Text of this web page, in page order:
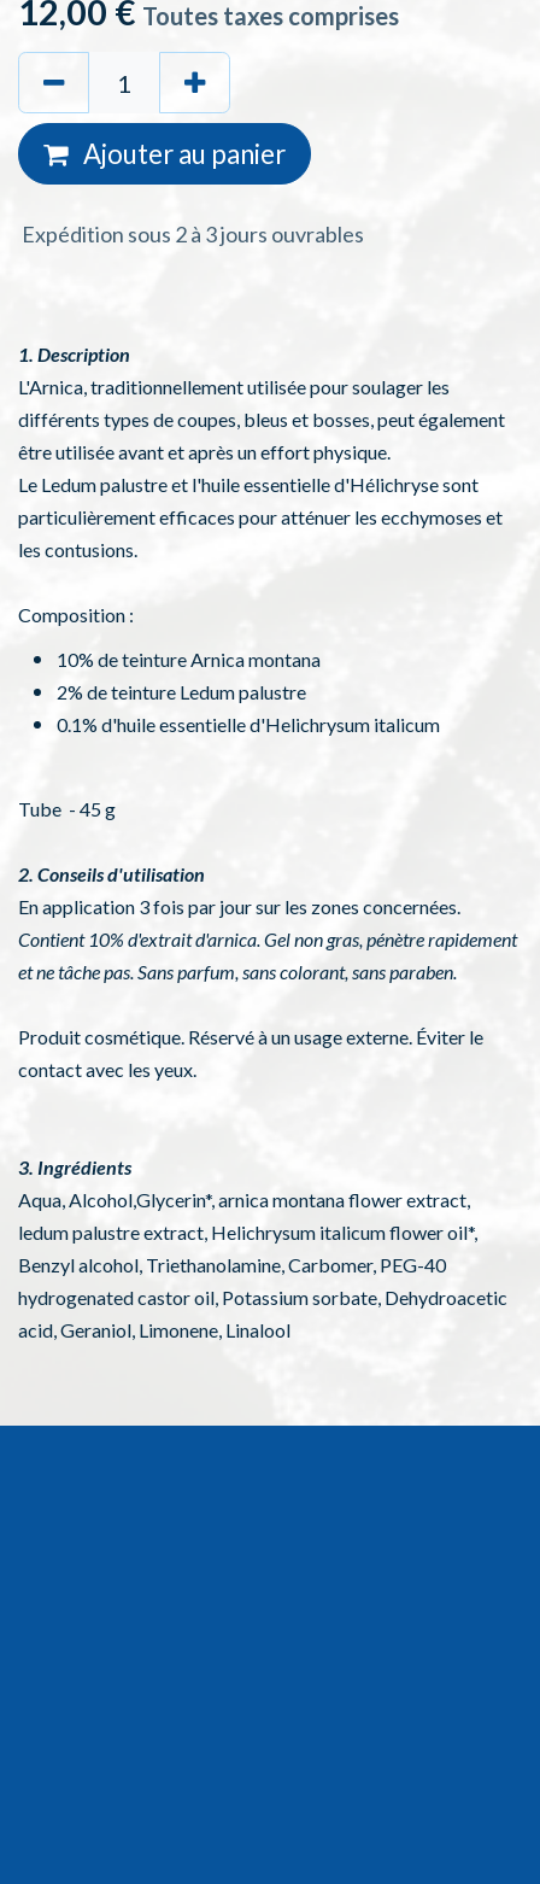
12,00 € Toutes taxes comprises
Ajouter au panier
Expédition sous 2 à 3 jours ouvrables
1. Description
L'Arnica, traditionnellement utilisée pour soulager les
différents types de coupes, bleus et bosses, peut également
être utilisée avant et après un effort physique.
Le Ledum palustre et l'huile essentielle d'Hélichryse sont
particulièrement efficaces pour atténuer les ecchymoses et
les contusions.
Composition :
10% de teinture Arnica montana
2% de teinture Ledum palustre
0.1% d'huile essentielle d'Helichrysum italicum
Tube - 45 g
2. Conseils d'utilisation
En application 3 fois par jour sur les zones concernées.
Contient 10% d'extrait d'arnica. Gel non gras, pénètre rapidement
et ne tâche pas. Sans parfum, sans colorant, sans paraben.
Produit cosmétique. Réservé à un usage externe. Éviter le
contact avec les yeux.
3. Ingrédients
Aqua, Alcohol,Glycerin*, arnica montana flower extract,
ledum palustre extract, Helichrysum italicum flower oil*,
Benzyl alcohol, Triethanolamine, Carbomer, PEG-40
hydrogenated castor oil, Potassium sorbate, Dehydroacetic
acid, Geraniol, Limonene, Linalool